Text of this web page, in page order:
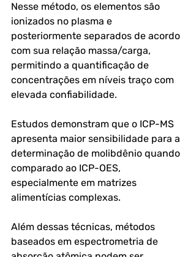
Nesse método, os elementos são
ionizados no plasma e
posteriormente separados de acordo
com sua relação massa/carga,
permitindo a quantificação de
concentrações em níveis traço com
elevada confiabilidade.
Estudos demonstram que o ICP-MS
apresenta maior sensibilidade para a
determinação de molibdênio quando
comparado ao ICP-OES,
especialmente em matrizes
alimentícias complexas.
Além dessas técnicas, métodos
baseados em espectrometria de